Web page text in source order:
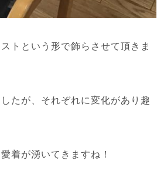
という形で飾らさせて頂きま
たが、それぞれに変化があり趣
着が湧いてきますね！